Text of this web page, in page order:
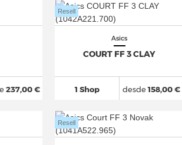
237,00 €
Asics
COURT FF 3 CLAY
1 Shop
Resell
desde158,00 €
Resell